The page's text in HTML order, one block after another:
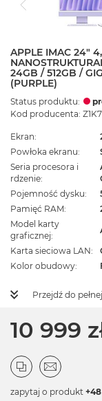
APPLE IMAC 24"
24GB / 512GB /
(PURPLE)
Status produktu:
Kod producenta:
Ekran
Powłoka ekranu
Seria procesora i
rdzenie
Pojemność dysku
Pamięć RAM
Model karty
graficznej
Karta sieciowa LAN
Kolor obudowy
Przejdź do
10 999
zapytaj o produkt +48